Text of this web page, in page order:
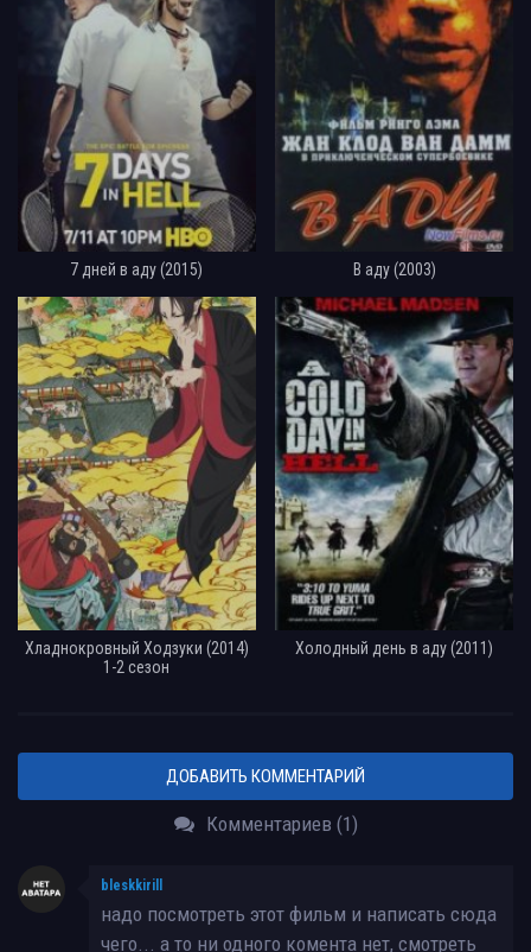
7 дней в аду (2015) В аду (2003)
Хладнокровный Ходзуки (2014)
1-2 сезон
Холодный день в аду (2011)
ДОБАВИТЬ КОММЕНТАРИЙ
Комментариев (1)
bleskkirill
надо посмотреть этот фильм и написать сюда
чего... а то ни одного комента нет, смотреть